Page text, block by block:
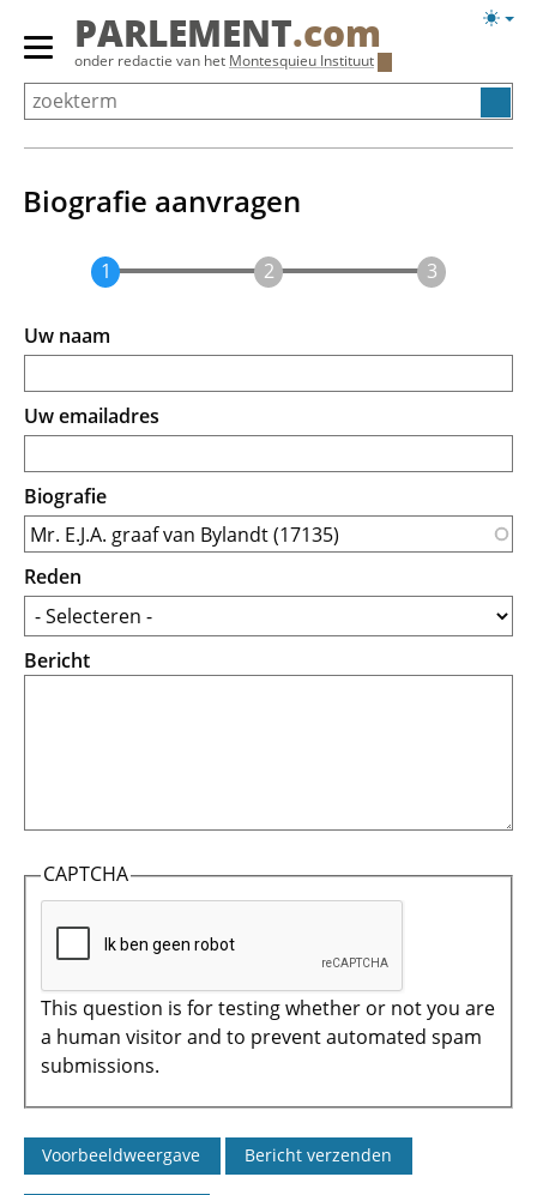
Overslaan
Primair
menu
tonen/verbergen
PARLEMENT.com
onder redactie van het Montesquieu Instituut
Biografie aanvragen
Uw naam
Uw emailadres
Biografie
Reden
Bericht
CAPTCHA
This question is for testing whether or not you are
a human visitor and to prevent automated spam
submissions.